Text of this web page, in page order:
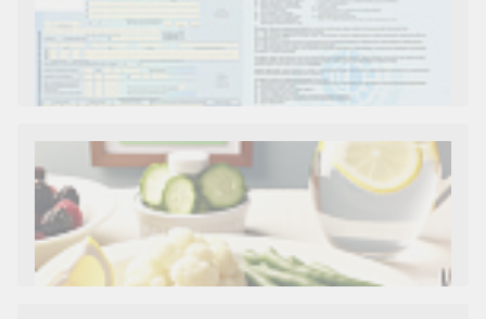
Как и сколько денег можно получить по